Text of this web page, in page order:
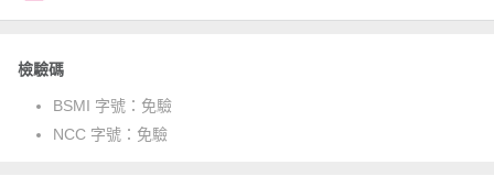
檢驗碼
BSMI 字號： 免驗
NCC 字號： 免驗